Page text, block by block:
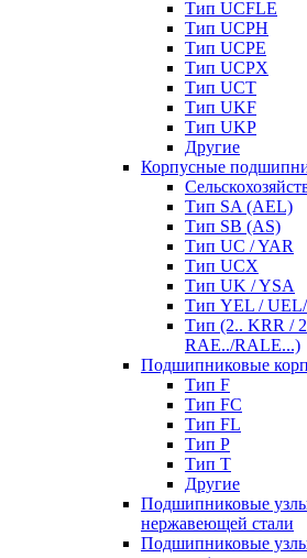
Тип UCFLE
Тип UCPH
Тип UCPE
Тип UCPX
Тип UCT
Тип UKF
Тип UKP
Другие
Корпусные
Тип SA (AEL)
Тип SB (AS)
Тип UC / YAR
Тип UCX
Тип UK / YSA
Тип YEL /
Тип (2.. KRR /
RAE../RALE...)
Подшипниковые
Тип F
Тип FC
Тип FL
Тип P
Тип T
Другие
Подшипниковые
нержавеющей стали
Подшипниковые